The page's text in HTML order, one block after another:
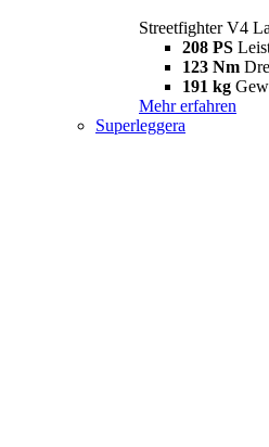
Streetfighter V4
208 PS
123 Nm
191 kg
Mehr erfahren
Superleggera